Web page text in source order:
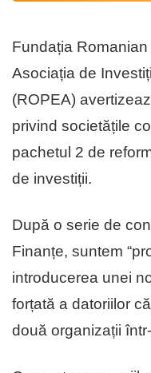
Fundația
Asociația de
(ROPEA)
privind societățile
pachetul 2 de
de investiții.
După o serie de
Finanțe, suntem
introducerea unei
forțată a datoriilor
două organizații